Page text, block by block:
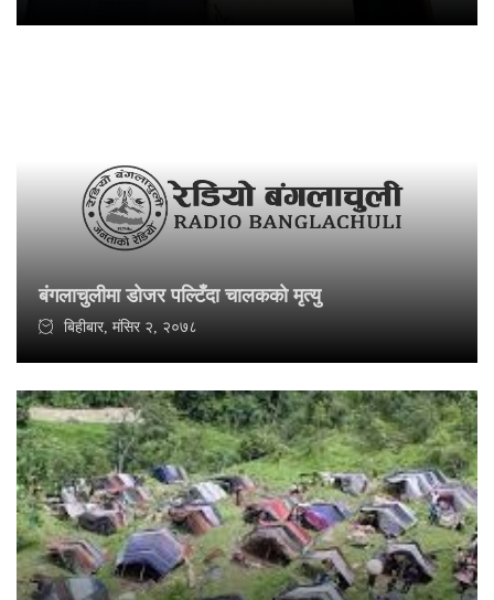
बंगलाचुलीमा डाेजर पल्टिँदा चालककाे मृत्यु
बिहीबार, मंसिर २, २०७८